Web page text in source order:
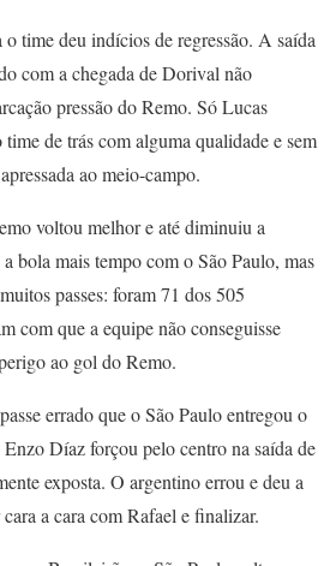
time deu indícios de regressão. A saída
com a chegada de Dorival não
pressão do Remo. Só Lucas
de trás com alguma qualidade e sem
ao meio-campo.
voltou melhor e até diminuiu a
bola mais tempo com o São Paulo, mas
passes: foram 71 dos 505
com que a equipe não conseguisse
ao gol do Remo.
errado que o São Paulo entregou o
Díaz forçou pelo centro na saída de
exposta. O argentino errou e deu a
a cara com Rafael e finalizar.